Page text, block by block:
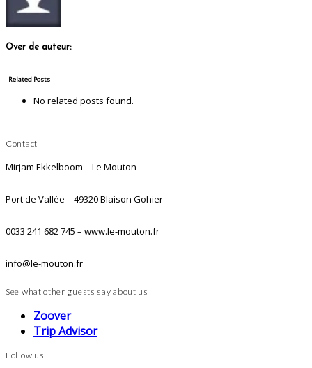
Over de auteur:
Related Posts
No related posts found.
Contact
Mirjam Ekkelboom – Le Mouton –
Port de Vallée – 49320 Blaison Gohier
0033 241 682 745 – www.le-mouton.fr
info@le-mouton.fr
See what other guests say about us
Zoover
Trip Advisor
Follow us